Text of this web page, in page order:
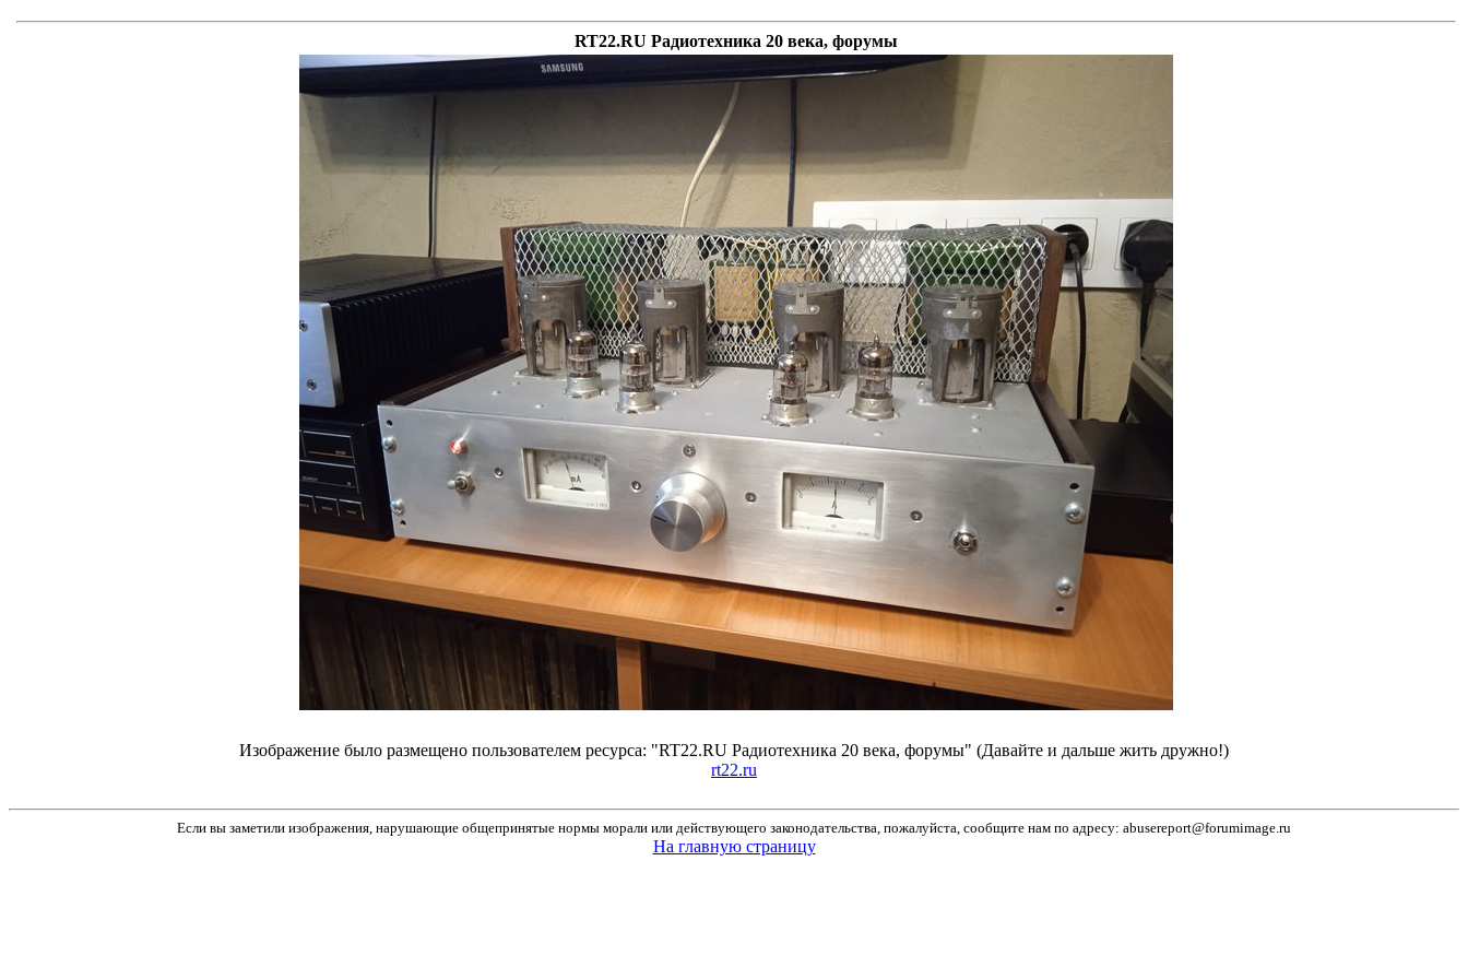
RT22.RU Радиотехника 20 века, форумы
Изображение было размещено пользователем ресурса: "RT22.RU Радиотехника 20 века, форумы" (Давайте и дальше жить дружно!)
rt22.ru
Если вы заметили изображения, нарушающие общепринятые нормы морали или действующего законодательства, пожалуйста, сообщите нам по адресу: abusereport@forumimage.ru
На главную страницу